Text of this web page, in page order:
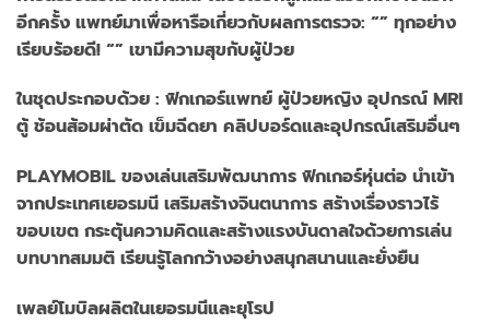
อีกครั้ง แพทย์มาเพื่อหารือเกี่ยวกับผลการตรวจ: “” ทุกอย่าง
เรียบร้อยดี! “” เขามีความสุขกับผู้ป่วย
ในชุดประกอบด้วย : ฟิกเกอร์แพทย์ ผู้ป่วยหญิง อุปกรณ์ MRI
ตู้ ช้อนส้อมผ่าตัด เข็มฉีดยา คลิปบอร์ดและอุปกรณ์เสริมอื่นๆ
PLAYMOBIL ของเล่นเสริมพัฒนาการ ฟิกเกอร์หุ่นต่อ นำเข้า
จากประเทศเยอรมนี เสริมสร้างจินตนาการ สร้างเรื่องราวไร้
ขอบเขต กระตุ้นความคิดและสร้างแรงบันดาลใจด้วยการเล่น
บทบาทสมมติ เรียนรู้โลกกว้างอย่างสนุกสนานและยั่งยืน
เพลย์โมบิลผลิตในเยอรมนีและยุโรป